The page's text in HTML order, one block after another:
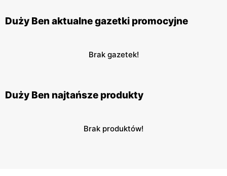
Duży Ben aktualne gazetki promocyjne
Brak gazetek!
Duży Ben najtańsze produkty
Brak produktów!